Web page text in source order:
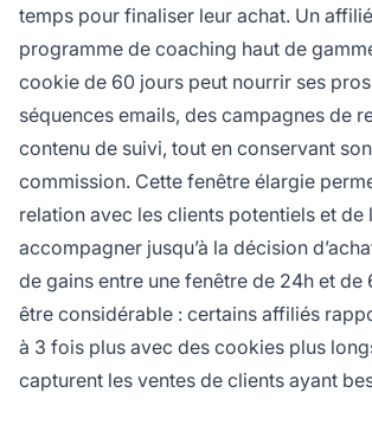
temps pour finaliser leur achat. Un
programme de coaching haut de
cookie de 60 jours peut nourrir ses
séquences emails, des campagnes de
contenu de suivi, tout en conservant
commission. Cette fenêtre élargie
relation avec les clients potentiels et de
accompagner jusqu’à la décision
de gains entre une fenêtre de 24h et de
être considérable : certains affiliés
à 3 fois plus avec des cookies plus
capturent les ventes de clients ayant